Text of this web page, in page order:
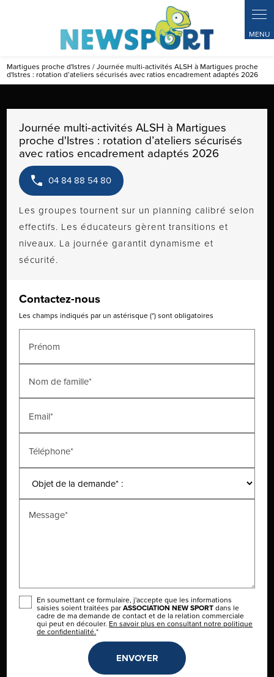
Martigues proche d'Istres / Journée multi-activités ALSH à Martigues proche
d'Istres : rotation d’ateliers sécurisés avec ratios encadrement adaptés 2026
Journée multi-activités ALSH à Martigues
proche d'Istres : rotation d’ateliers sécurisés
avec ratios encadrement adaptés 2026
04 84 88 54 80
Les groupes tournent sur un planning calibré selon
effectifs. Les éducateurs gèrent transitions et
niveaux. La journée garantit dynamisme et
sécurité.
Contactez-nous
Les champs indiqués par un astérisque (*) sont obligatoires
Prénom
Nom de famille*
Email*
Téléphone*
Message*
En soumettant ce formulaire, j'accepte que les informations
saisies soient traitées parASSOCIATION NEW SPORTdans le
cadre de ma demande de contact et de la relation commerciale
qui peut en découler. En savoir plus en consultant notre politique
de confidentialité.*